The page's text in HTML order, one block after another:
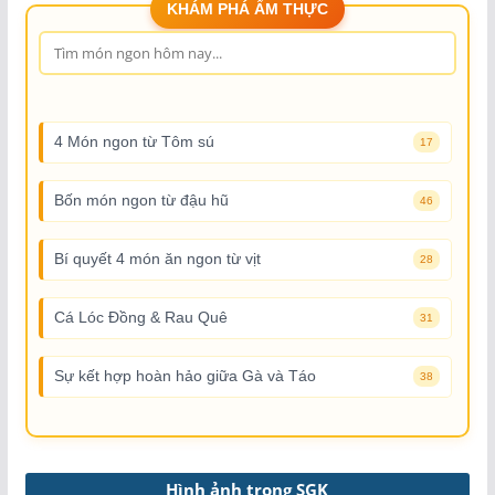
KHÁM PHÁ ẨM THỰC
4 Món ngon từ Tôm sú 17
Bốn món ngon từ đậu hũ 46
Bí quyết 4 món ăn ngon từ vịt 28
Cá Lóc Đồng & Rau Quê 31
Sự kết hợp hoàn hảo giữa Gà và Táo 38
Hình ảnh trong SGK